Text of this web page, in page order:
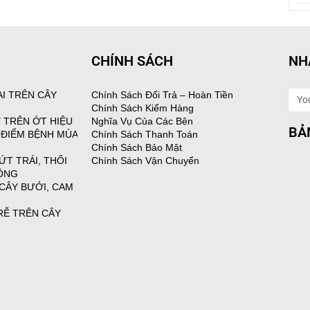
TRÊN CÂY
ỚT HIỆU
BỆNH MÙA
TRÁI, THỐI
BƯỞI, CAM
TRÊN CÂY
CHÍNH SÁCH
Chính Sách Đổi Trả – Hoàn Tiền
Chính Sách Kiểm Hàng
Nghĩa Vụ Của Các Bên
Chính Sách Thanh Toán
Chính Sách Bảo Mật
Chính Sách Vận Chuyển